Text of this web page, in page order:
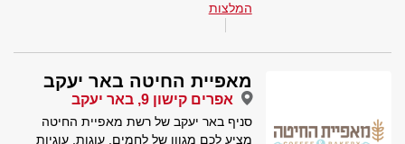
המלצות
מאפיית החיטה באר יעקב
אפרים קישון 9, באר יעקב
סניף באר יעקב של רשת מאפיית החיטה
מציע לכם מגוון של לחמים, עוגות, עוגיות